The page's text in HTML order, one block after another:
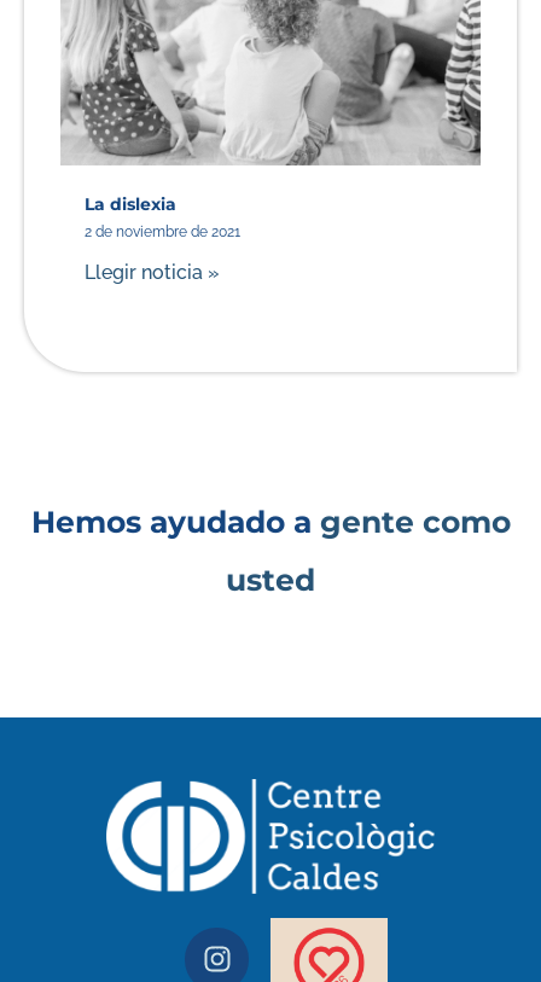
La dislexia
2 de noviembre de 2021
Llegir noticia »
Hemos ayudado a gente como
usted